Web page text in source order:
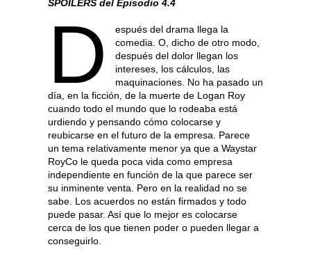
SPOILERS del Episodio 4.4
D
espués del drama llega la
comedia. O, dicho de otro modo,
después del dolor llegan los
intereses, los cálculos, las
maquinaciones. No ha pasado un
día, en la ficción, de la muerte de Logan Roy
cuando todo el mundo que lo rodeaba está
urdiendo y pensando cómo colocarse y
reubicarse en el futuro de la empresa. Parece
un tema relativamente menor ya que a Waystar
RoyCo le queda poca vida como empresa
independiente en función de la que parece ser
su inminente venta. Pero en la realidad no se
sabe. Los acuerdos no están firmados y todo
puede pasar. Así que lo mejor es colocarse
cerca de los que tienen poder o pueden llegar a
conseguirlo.